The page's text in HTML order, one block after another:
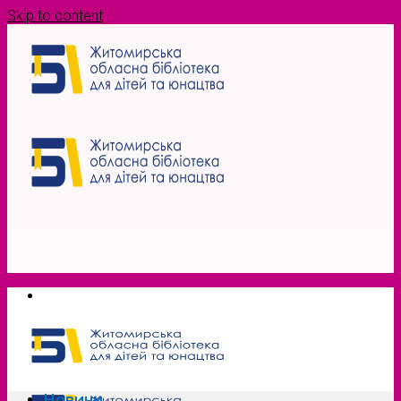
Skip to content